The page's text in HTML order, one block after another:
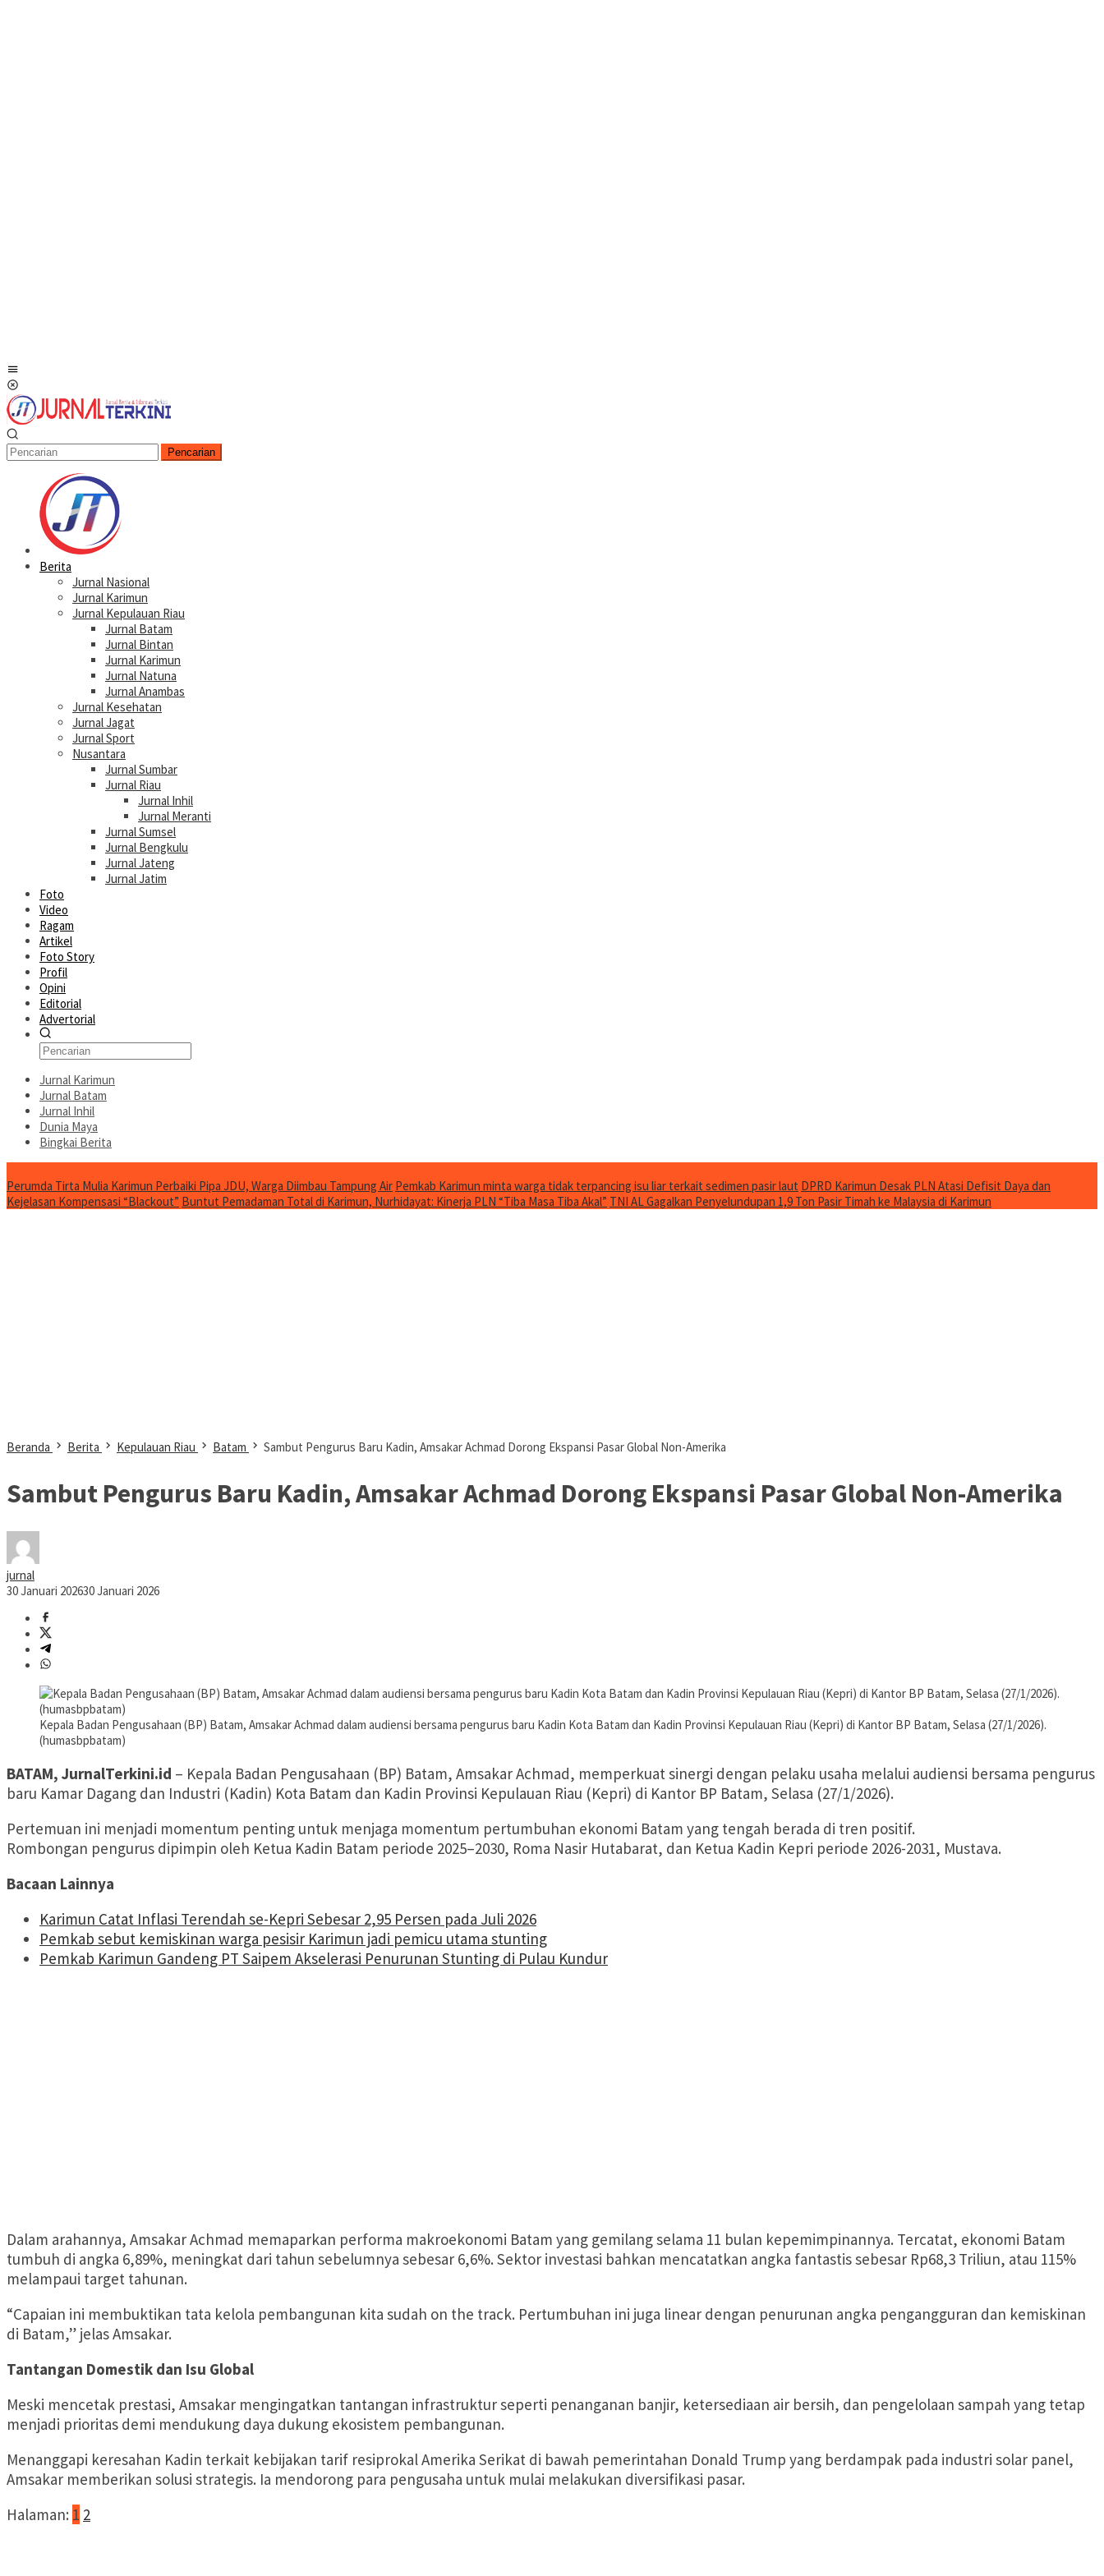
Pencarian
Berita
Jurnal Nasional
Jurnal Karimun
Jurnal Kepulauan Riau
Jurnal Batam
Jurnal Bintan
Jurnal Karimun
Jurnal Natuna
Jurnal Anambas
Jurnal Kesehatan
Jurnal Jagat
Jurnal Sport
Nusantara
Jurnal Sumbar
Jurnal Riau
Jurnal Inhil
Jurnal Meranti
Jurnal Sumsel
Jurnal Bengkulu
Jurnal Jateng
Jurnal Jatim
Foto
Video
Ragam
Artikel
Foto Story
Profil
Opini
Editorial
Advertorial
Jurnal Karimun
Jurnal Batam
Jurnal Inhil
Dunia Maya
Bingkai Berita
Perumda Tirta Mulia Karimun Perbaiki Pipa JDU, Warga Diimbau Tampung Air Pemkab Karimun minta warga tidak terpancing isu liar terkait sedimen pasir laut DPRD Karimun Desak PLN Atasi Defisit Daya dan
Kejelasan Kompensasi “Blackout” Buntut Pemadaman Total di Karimun, Nurhidayat: Kinerja PLN “Tiba Masa Tiba Akal” TNI AL Gagalkan Penyelundupan 1,9 Ton Pasir Timah ke Malaysia di Karimun
Beranda Berita Kepulauan Riau Batam Sambut Pengurus Baru Kadin, Amsakar Achmad Dorong Ekspansi Pasar Global Non-Amerika
Sambut Pengurus Baru Kadin, Amsakar Achmad Dorong Ekspansi Pasar Global Non-Amerika
jurnal
30 Januari 202630 Januari 2026
Kepala Badan Pengusahaan (BP) Batam, Amsakar Achmad dalam audiensi bersama pengurus baru Kadin Kota Batam dan Kadin Provinsi Kepulauan Riau (Kepri) di Kantor BP Batam, Selasa (27/1/2026).
(humasbpbatam)
BATAM, JurnalTerkini.id – Kepala Badan Pengusahaan (BP) Batam, Amsakar Achmad, memperkuat sinergi dengan pelaku usaha melalui audiensi bersama pengurus
baru Kamar Dagang dan Industri (Kadin) Kota Batam dan Kadin Provinsi Kepulauan Riau (Kepri) di Kantor BP Batam, Selasa (27/1/2026).
Pertemuan ini menjadi momentum penting untuk menjaga momentum pertumbuhan ekonomi Batam yang tengah berada di tren positif.
Rombongan pengurus dipimpin oleh Ketua Kadin Batam periode 2025–2030, Roma Nasir Hutabarat, dan Ketua Kadin Kepri periode 2026-2031, Mustava.
Bacaan Lainnya
Karimun Catat Inflasi Terendah se-Kepri Sebesar 2,95 Persen pada Juli 2026
Pemkab sebut kemiskinan warga pesisir Karimun jadi pemicu utama stunting
Pemkab Karimun Gandeng PT Saipem Akselerasi Penurunan Stunting di Pulau Kundur
Dalam arahannya, Amsakar Achmad memaparkan performa makroekonomi Batam yang gemilang selama 11 bulan kepemimpinannya. Tercatat, ekonomi Batam
tumbuh di angka 6,89%, meningkat dari tahun sebelumnya sebesar 6,6%. Sektor investasi bahkan mencatatkan angka fantastis sebesar Rp68,3 Triliun, atau 115%
melampaui target tahunan.
“Capaian ini membuktikan tata kelola pembangunan kita sudah on the track. Pertumbuhan ini juga linear dengan penurunan angka pengangguran dan kemiskinan
di Batam,” jelas Amsakar.
Tantangan Domestik dan Isu Global
Meski mencetak prestasi, Amsakar mengingatkan tantangan infrastruktur seperti penanganan banjir, ketersediaan air bersih, dan pengelolaan sampah yang tetap
menjadi prioritas demi mendukung daya dukung ekosistem pembangunan.
Menanggapi keresahan Kadin terkait kebijakan tarif resiprokal Amerika Serikat di bawah pemerintahan Donald Trump yang berdampak pada industri solar panel,
Amsakar memberikan solusi strategis. Ia mendorong para pengusaha untuk mulai melakukan diversifikasi pasar.
Halaman: 1 2